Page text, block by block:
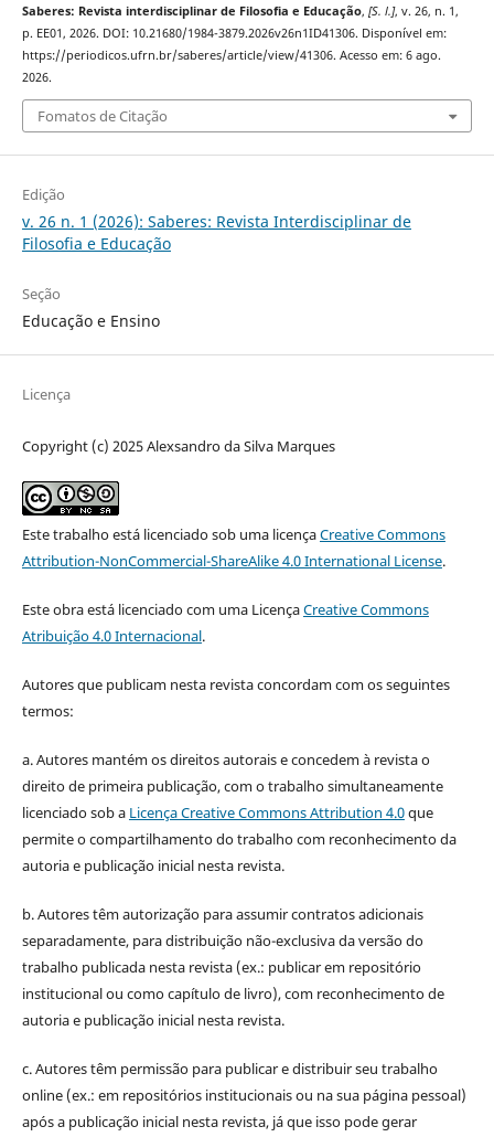
Saberes: Revista interdisciplinar de Filosofia e Educação, [S. l.], v. 26, n. 1,
p. EE01, 2026. DOI: 10.21680/1984-3879.2026v26n1ID41306. Disponível em:
https://periodicos.ufrn.br/saberes/article/view/41306. Acesso em: 6 ago.
2026.
Fomatos de Citação
Edição
v. 26 n. 1 (2026): Saberes: Revista Interdisciplinar de
Filosofia e Educação
Seção
Educação e Ensino
Licença
Copyright (c) 2025 Alexsandro da Silva Marques
Este trabalho está licenciado sob uma licençaCreative Commons
Attribution-NonCommercial-ShareAlike 4.0 International License.
Este obra está licenciado com uma LicençaCreative Commons
Atribuição 4.0 Internacional.
Autores que publicam nesta revista concordam com os seguintes
termos:
a. Autores mantém os direitos autorais e concedem à revista o
direito de primeira publicação, com o trabalho simultaneamente
licenciado sob a Licença Creative Commons Attribution 4.0que
permite o compartilhamento do trabalho com reconhecimento da
autoria e publicação inicial nesta revista.
b. Autores têm autorização para assumir contratos adicionais
separadamente, para distribuição não-exclusiva da versão do
trabalho publicada nesta revista (ex.: publicar em repositório
institucional ou como capítulo de livro), com reconhecimento de
autoria e publicação inicial nesta revista.
c. Autores têm permissão para publicar e distribuir seu trabalho
online (ex.: em repositórios institucionais ou na sua página pessoal)
após a publicação inicial nesta revista, já que isso pode gerar